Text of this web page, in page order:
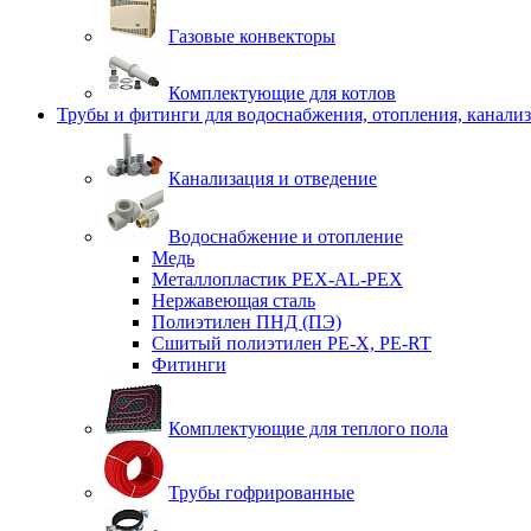
Газовые конвекторы
Комплектующие для котлов
Трубы и фитинги для водоснабжения, отопления,
Канализация и отведение
Водоснабжение и отопление
Медь
Металлопластик PEX-AL-PEX
Нержавеющая сталь
Полиэтилен ПНД (ПЭ)
Сшитый полиэтилен PE-X, PE-RT
Фитинги
Комплектующие для теплого пола
Трубы гофрированные